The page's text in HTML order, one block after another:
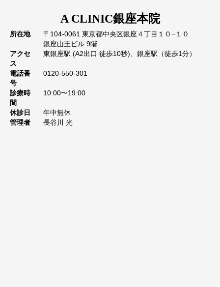
A CLINIC銀座本院
所在地
〒104-0061 東京都中央区銀座４丁目１０−１０
銀座山王ビル 9階
アクセ
ス
東銀座駅 (A2出口 徒歩10秒)、銀座駅（徒歩1分）
電話番
号
0120-550-301
診療時
間
10:00〜19:00
休診日
年中無休
管理者
長谷川 光